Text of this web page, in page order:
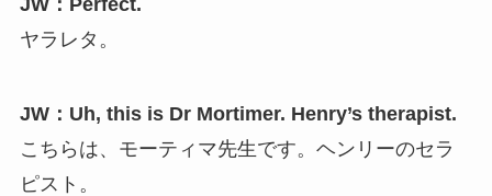
ヤラレタ。
JW：Uh, this is Dr Mortimer. Henry’s therapist.
こちらは、モーティマ先生です。ヘンリーのセラ
ピスト。